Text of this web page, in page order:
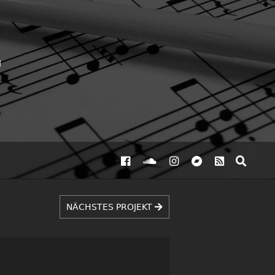
NÄCHSTES PROJEKT